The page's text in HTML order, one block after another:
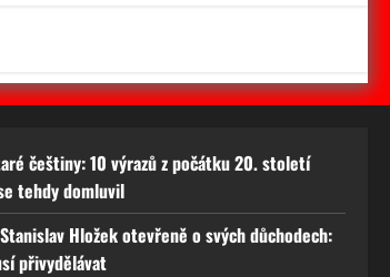
češtiny: 10 výrazů z počátku 20. století
tehdy domluvil
Hložek otevřeně o svých důchodech:
přivydělávat